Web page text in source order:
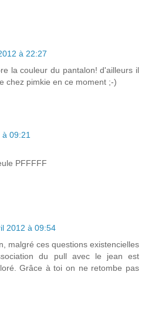
à 22:27
la couleur du pantalon! d'ailleurs il
chez pimkie en ce moment ;-)
09:21
PFFFFF
2012 à 09:54
malgré ces questions existencielles
du pull avec le jean est
Grâce à toi on ne retombe pas